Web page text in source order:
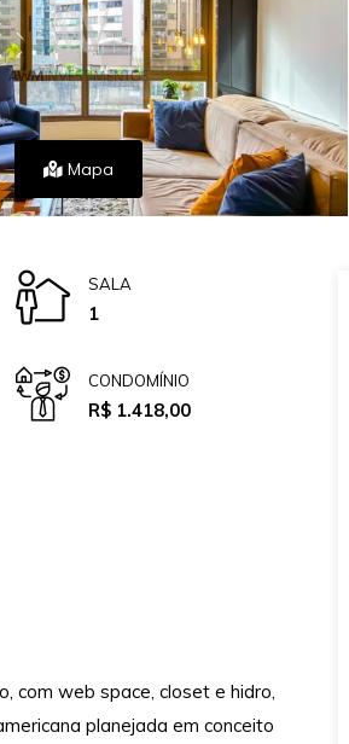
Mapa
SALA
1
CONDOMÍNIO
R$ 1.418,00
com web space, closet e hidro,
planejada em conceito